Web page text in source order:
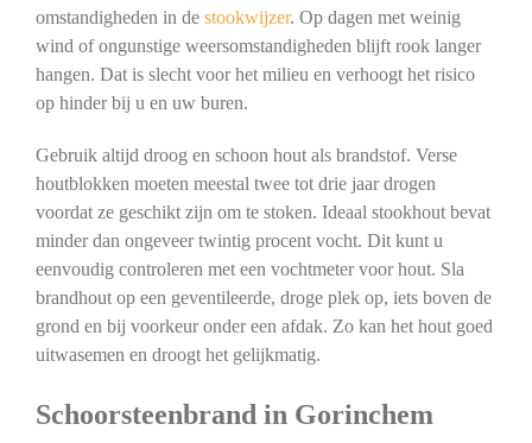
omstandigheden in de stookwijzer. Op dagen met weinig
wind of ongunstige weersomstandigheden blijft rook langer
hangen. Dat is slecht voor het milieu en verhoogt het risico
op hinder bij u en uw buren.
Gebruik altijd droog en schoon hout als brandstof. Verse
houtblokken moeten meestal twee tot drie jaar drogen
voordat ze geschikt zijn om te stoken. Ideaal stookhout bevat
minder dan ongeveer twintig procent vocht. Dit kunt u
eenvoudig controleren met een vochtmeter voor hout. Sla
brandhout op een geventileerde, droge plek op, iets boven de
grond en bij voorkeur onder een afdak. Zo kan het hout goed
uitwasemen en droogt het gelijkmatig.
Schoorsteenbrand in Gorinchem